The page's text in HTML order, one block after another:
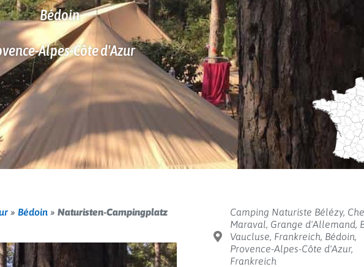
Bédoin
Alpes-Côte d'Azur
» Bédoin » Naturisten-Campingplatz
Camping Naturiste Bélézy,
Maraval, Grange d'Allemand,
Vaucluse, Frankreich, Bédoin,
Provence-Alpes-Côte d'Azur,
Frankreich